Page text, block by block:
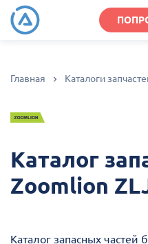
Главная Каталоги
Каталог
Zoomlion
Каталог запасных частей